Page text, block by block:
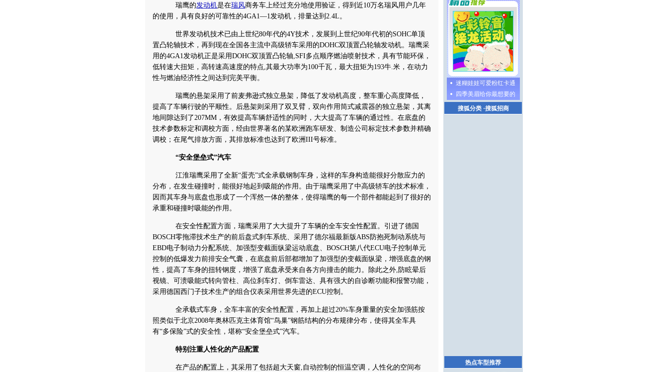
瑞鹰的发动机是在瑞风商务车上经过充分地使用验证，得到近10万名瑞风用户几年
的使用，具有良好的可靠性的4GA1—1发动机，排量达到2.4L。
世界发动机技术已由上世纪80年代的4Y技术，发展到上世纪90年代初的SOHC单顶
置凸轮轴技术，再到现在全国各主流中高级轿车采用的DOHC双顶置凸轮轴发动机。瑞鹰采
用的4GA1发动机正是采用DOHC双顶置凸轮轴,SFI多点顺序燃油喷射技术，具有节能环保，
低转速大扭矩，高转速高速度的特点,其最大功率为100千瓦，最大扭矩为193牛.米，在动力
性与燃油经济性之间达到完美平衡。
瑞鹰的悬架采用了前麦弗逊式独立悬架，降低了发动机高度，整车重心高度降低，
提高了车辆行驶的平顺性。后悬架则采用了双叉臂，双向作用筒式减震器的独立悬架，其离
地间隙达到了207MM，有效提高车辆舒适性的同时，大大提高了车辆的通过性。在底盘的
技术参数标定和调校方面，经由世界著名的某欧洲跑车研发、制造公司标定技术参数并精确
调校；在尾气排放方面，其排放标准也达到了欧洲III号标准。
“安全堡垒式”汽车
江淮瑞鹰采用了全新“蛋壳”式全承载钢制车身，这样的车身构造能很好分散应力的
分布，在发生碰撞时，能很好地起到吸能的作用。由于瑞鹰采用了中高级轿车的技术标准，
因而其车身与底盘也形成了一个浑然一体的整体，使得瑞鹰的每一个部件都能起到了很好的
承重和碰撞时吸能的作用。
在安全性配置方面，瑞鹰采用了大大提升了车辆的全车安全性配置。引进了德国
BOSCH零拖滞技术生产的前后盘式刹车系统、采用了德尔福最新版ABS防抱死制动系统与
EBD电子制动力分配系统、加强型变截面纵梁运动底盘、BOSCH第八代ECU电子控制单元
控制的低爆发力前排安全气囊，在底盘前后部都增加了加强型的变截面纵梁，增强底盘的钢
性，提高了车身的扭转钢度，增强了底盘承受来自各方向撞击的能力。除此之外,防眩晕后
视镜、可溃吸能式转向管柱、高位刹车灯、倒车雷达、具有强大的自诊断功能和报警功能，
采用德国西门子技术生产的组合仪表采用世界先进的ECU控制。
全承载式车身，全车丰富的安全性配置，再加上超过20%车身重量的安全加强筋按
照类似于北京2008年奥林匹克主体育馆“鸟巢”钢筋结构的分布规律分布，使得其全车具
有“多保险”式的安全性，堪称“安全堡垒式”汽车。
特别注重人性化的产品配置
在产品的配置上，其采用了包括超大天窗,自动控制的恒温空调，人性化的空间布
迷糊娃娃可爱粉红卡通
四季美眉给你最想要的
搜狐分类·搜狐招商
热点车型推荐